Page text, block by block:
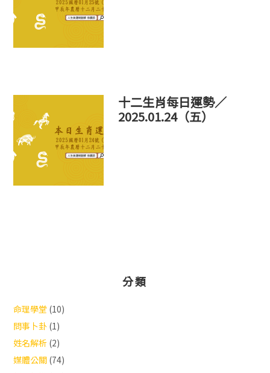
十二生肖每日運勢／
2025.01.24（五）
分類
命理學堂 (10)
問事卜卦 (1)
姓名解析 (2)
媒體公關 (74)